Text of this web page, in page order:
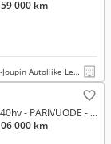
000 km
Lempäälä, Rinta-Joupin Autoliike Lempäälä
2.2, Puoli-integroitu, 2.2TDCi 140hv - PARIVUODE - ISO TAKATALLI - KETJUKONE
000 km